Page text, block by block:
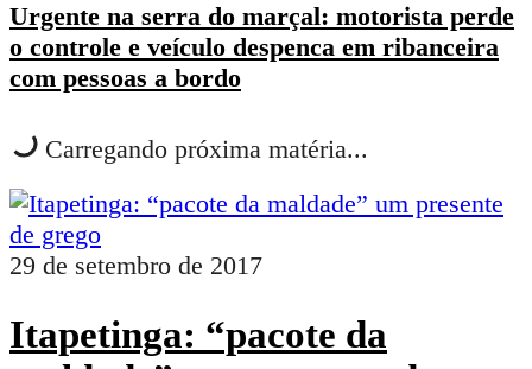
Urgente na serra do marçal: motorista perde
o controle e veículo despenca em ribanceira
com pessoas a bordo
Carregando próxima matéria...
29 de setembro de 2017
Itapetinga: “pacote da